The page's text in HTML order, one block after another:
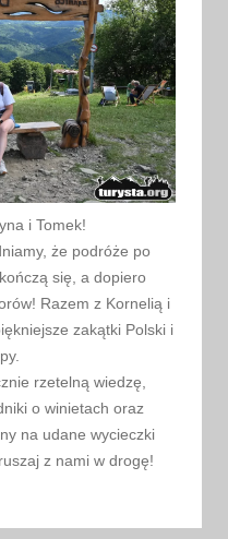
i Tomek!
że podróże po
się, a dopiero
Razem z Kornelią i
zakątki Polski i
rzetelną wiedzę,
o winietach oraz
na udane wycieczki
z nami w drogę!